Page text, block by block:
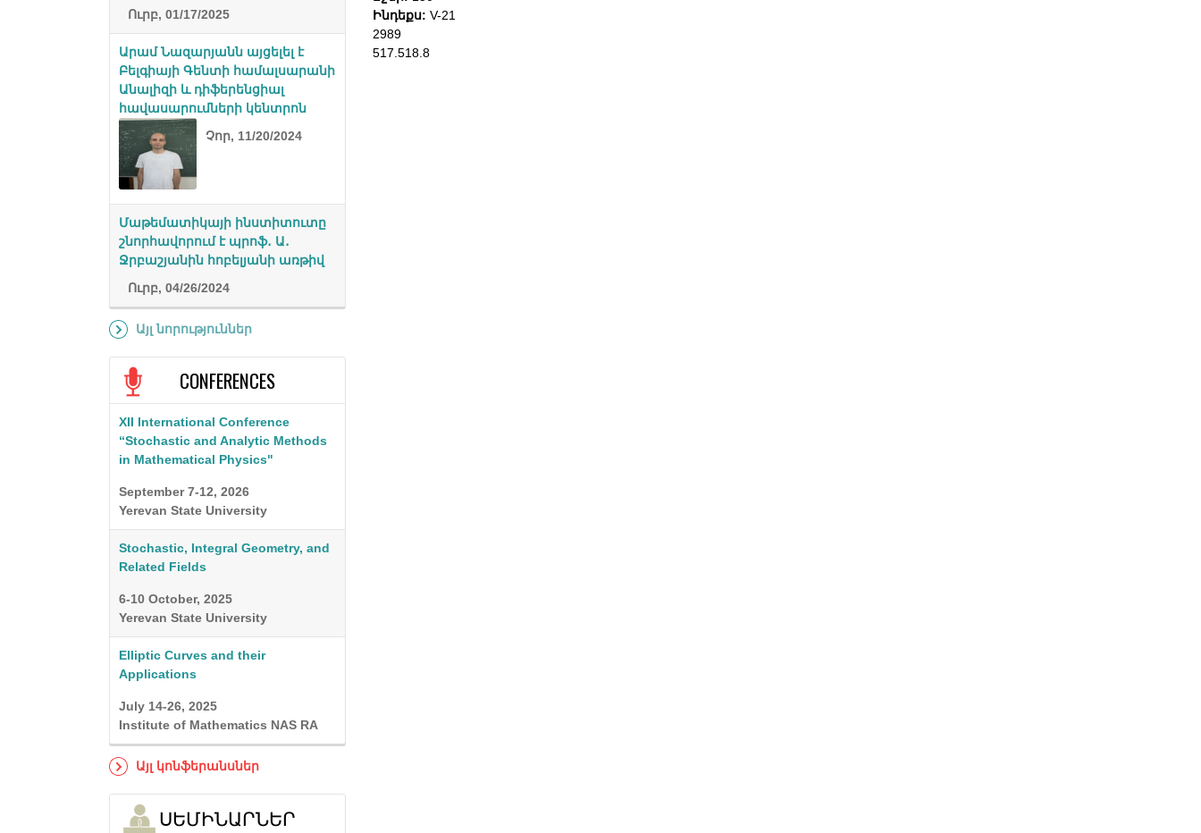
Ինդեքս: V-21
2989
517.518.8
Ուրբ, 01/17/2025
Արամ Նազարյանն այցելել է
Բելգիայի Գենտի համալսարանի
Անալիզի և դիֆերենցիալ
հավասարումների կենտրոն
Չոր, 11/20/2024
Մաթեմատիկայի ինստիտուտը
շնորհավորում է պրոֆ․ Ա․
Ջրբաշյանին հոբելյանի առթիվ
Ուրբ, 04/26/2024
Այլ նորություններ
CONFERENCES
XII International Conference
“Stochastic and Analytic Methods
in Mathematical Physics"
September 7-12, 2026
Yerevan State University
Stochastic, Integral Geometry, and
Related Fields
6-10 October, 2025
Yerevan State University
Elliptic Curves and their
Applications
July 14-26, 2025
Institute of Mathematics NAS RA
Այլ կոնֆերանսներ
ՍԵՄԻՆԱՐՆԵՐ